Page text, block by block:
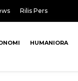
Rilis Pers
HUMANIORA